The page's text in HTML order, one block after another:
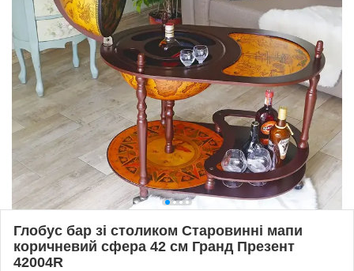
Глобус бар зі столиком Старовинні мапи
коричневий сфера 42 см Гранд Презент
42004R